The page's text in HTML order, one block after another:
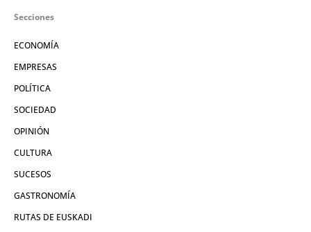
Secciones
ECONOMÍA
EMPRESAS
POLÍTICA
SOCIEDAD
OPINIÓN
CULTURA
SUCESOS
GASTRONOMÍA
RUTAS DE EUSKADI